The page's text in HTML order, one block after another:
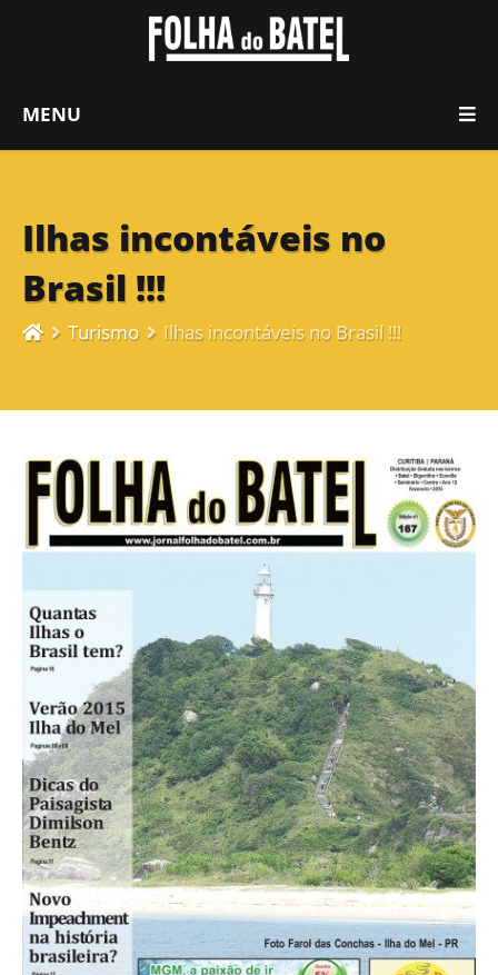
MENU
Ilhas incontáveis no
Brasil !!!
Turismo Ilhas incontáveis no Brasil !!!